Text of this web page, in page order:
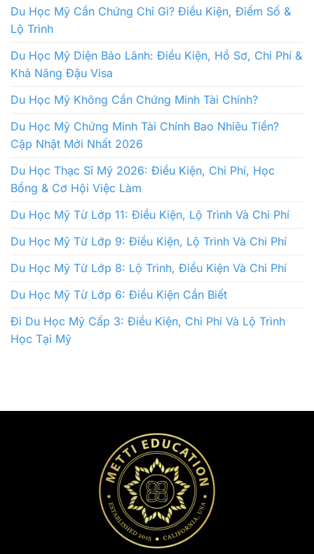
Du Học Mỹ Cần Chứng Chỉ Gì? Điều Kiện, Điểm Số &
Lộ Trình
Du Học Mỹ Diện Bảo Lãnh: Điều Kiện, Hồ Sơ, Chi Phí &
Khả Năng Đậu Visa
Du Học Mỹ Không Cần Chứng Minh Tài Chính?
Du Học Mỹ Chứng Minh Tài Chính Bao Nhiêu Tiền?
Cập Nhật Mới Nhất 2026
Du Học Thạc Sĩ Mỹ 2026: Điều Kiện, Chi Phí, Học
Bổng & Cơ Hội Việc Làm
Du Học Mỹ Từ Lớp 11: Điều Kiện, Lộ Trình Và Chi Phí
Du Học Mỹ Từ Lớp 9: Điều Kiện, Lộ Trình Và Chi Phí
Du Học Mỹ Từ Lớp 8: Lộ Trình, Điều Kiện Và Chi Phí
Du Học Mỹ Từ Lớp 6: Điều Kiện Cần Biết
Đi Du Học Mỹ Cấp 3: Điều Kiện, Chi Phí Và Lộ Trình
Học Tại Mỹ